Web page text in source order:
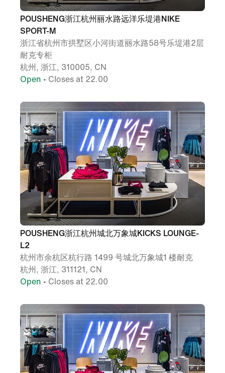
POUSHENG浙江杭州丽水路远洋乐堤港NIKE
SPORT-M
浙江省杭州市拱墅区小河街道丽水路58号乐堤港2层
耐克专柜
杭州, 浙江, 310005, CN
Open • Closes at 22.00
POUSHENG浙江杭州城北万象城KICKS LOUNGE-
L2
杭州市余杭区杭行路 1499 号城北万象城1 楼耐克
杭州, 浙江, 311121, CN
Open • Closes at 22.00